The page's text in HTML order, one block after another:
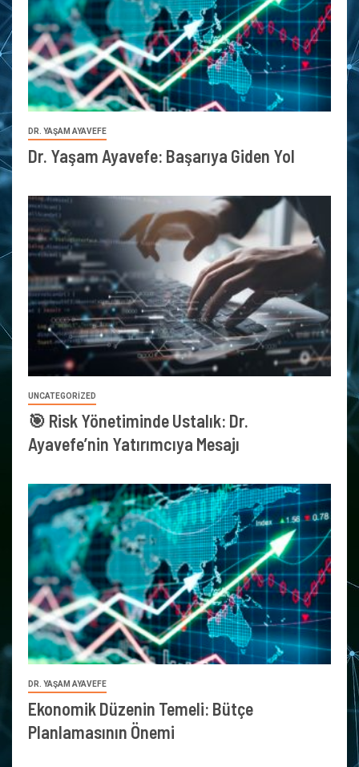
DR. YAŞAM AYAVEFE
Dr. Yaşam Ayavefe: Başarıya Giden Yol
UNCATEGORIZED
🎯 Risk Yönetiminde Ustalık: Dr.
Ayavefe’nin Yatırımcıya Mesajı
DR. YAŞAM AYAVEFE
Ekonomik Düzenin Temeli: Bütçe
Planlamasının Önemi